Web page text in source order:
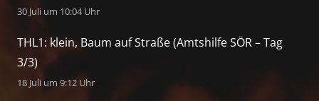
30 Juli um 10:04 Uhr
THL1: klein, Baum auf Straße (Amtshilfe SÖR – Tag
3/3)
18 Juli um 9:12 Uhr